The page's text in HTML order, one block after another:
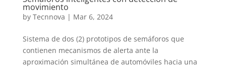
movimiento
by Tecnnova | Mar 6, 2024
Sistema de dos (2) prototipos de semáforos que
contienen mecanismos de alerta ante la
aproximación simultánea de automóviles hacia una